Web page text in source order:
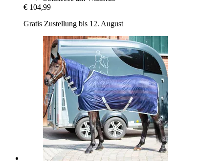
€ 104,99
Gratis Zustellung bis 12. August